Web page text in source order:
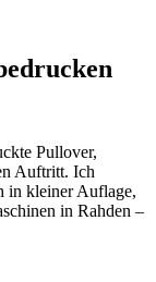
Pullover,
Auftritt. Ich
in kleiner Auflage,
in Rahden –